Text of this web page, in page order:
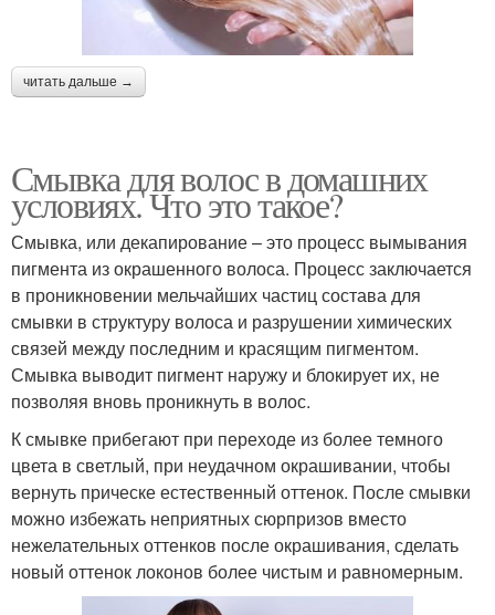
читать дальше →
Смывка для волос в домашних
условиях. Что это такое?
Смывка, или декапирование – это процесс вымывания
пигмента из окрашенного волоса. Процесс заключается
в проникновении мельчайших частиц состава для
смывки в структуру волоса и разрушении химических
связей между последним и красящим пигментом.
Смывка выводит пигмент наружу и блокирует их, не
позволяя вновь проникнуть в волос.
К смывке прибегают при переходе из более темного
цвета в светлый, при неудачном окрашивании, чтобы
вернуть прическе естественный оттенок. После смывки
можно избежать неприятных сюрпризов вместо
нежелательных оттенков после окрашивания, сделать
новый оттенок локонов более чистым и равномерным.